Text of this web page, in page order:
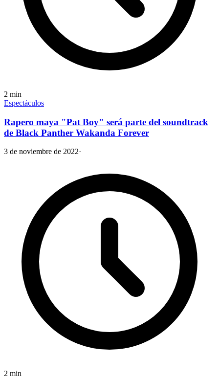
2 min
Espectáculos
Rapero maya "Pat Boy" será parte del soundtrack
de Black Panther Wakanda Forever
3 de noviembre de 2022·
2 min